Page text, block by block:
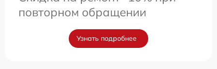
повторном обращении
Узнать подробнее